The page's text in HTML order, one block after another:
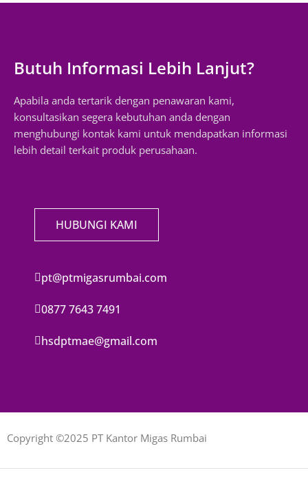
Butuh Informasi Lebih Lanjut?
Apabila anda tertarik dengan penawaran kami,
konsultasikan segera kebutuhan anda dengan
menghubungi kontak kami untuk mendapatkan informasi
lebih detail terkait produk perusahaan.
HUBUNGI KAMI
pt@ptmigasrumbai.com
0877 7643 7491
hsdptmae@gmail.com
Copyright ©2025 PT Kantor Migas Rumbai